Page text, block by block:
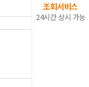
조회서비스
24시간 상시 가능